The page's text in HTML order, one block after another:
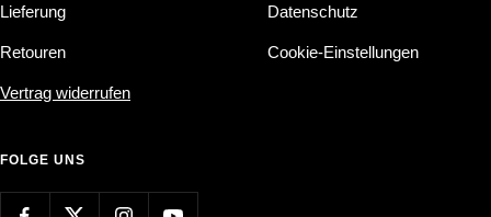
Lieferung
Retouren
Vertrag widerrufen
Datenschutz
Cookie-Einstellungen
FOLGE UNS